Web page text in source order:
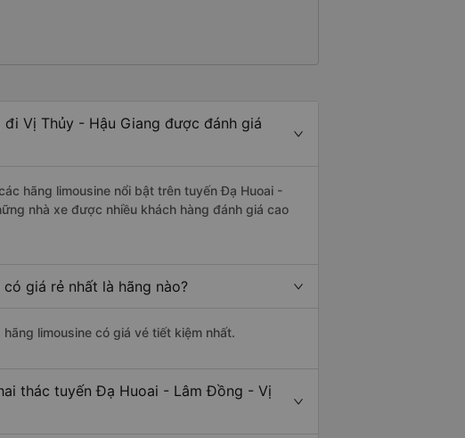
Vị Thủy - Hậu Giang được đánh giá
hãng limousine nổi bật trên tuyến Đạ Huoai -
nhà xe được nhiều khách hàng đánh giá cao
giá rẻ nhất là hãng nào?
hãng limousine có giá vé tiết kiệm nhất.
thác tuyến Đạ Huoai - Lâm Đồng - Vị